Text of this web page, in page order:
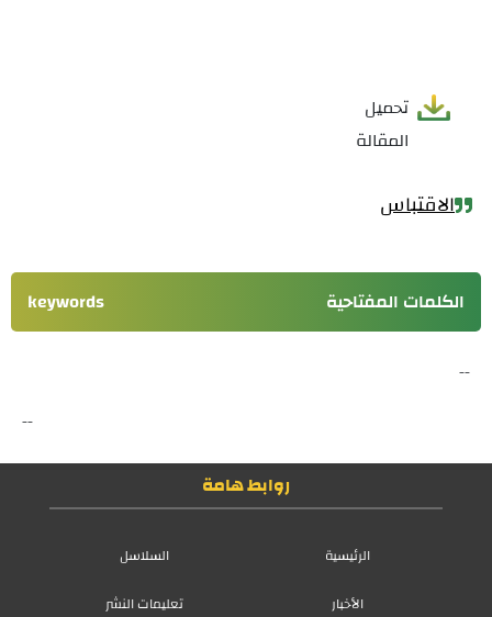
تحميل
المقالة
الاقتباس
الكلمات المفتاحية keywords
--
--
روابط هامة
الرئيسية
السلاسل
الأخبار
تعليمات النشر